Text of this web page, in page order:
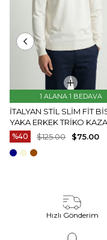
gibi bir çok
1 ALANA 1 BEDAVA
İTALYAN STIL SLIM FIT
YAKA ERKEK TRIKO
EKRU T15083
%40 $75.00
$125.00
Hızlı Gönderim